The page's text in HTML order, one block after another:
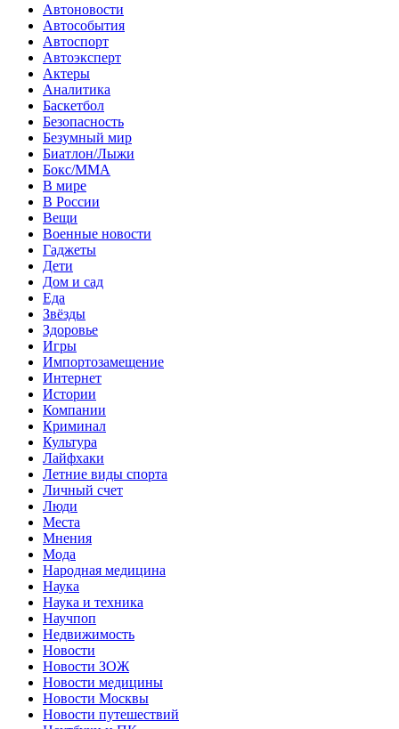
Автоновости
Автособытия
Автоспорт
Автоэксперт
Актеры
Аналитика
Баскетбол
Безопасность
Безумный мир
Биатлон/Лыжи
Бокс/MMA
В мире
В России
Вещи
Военные новости
Гаджеты
Дети
Дом и сад
Еда
Звёзды
Здоровье
Игры
Импортозамещение
Интернет
Истории
Компании
Криминал
Культура
Лайфхаки
Летние виды спорта
Личный счет
Люди
Места
Мнения
Мода
Народная медицина
Наука
Наука и техника
Научпоп
Недвижимость
Новости
Новости ЗОЖ
Новости медицины
Новости Москвы
Новости путешествий